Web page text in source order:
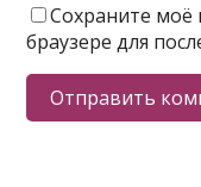
Сохраните моё
браузере для